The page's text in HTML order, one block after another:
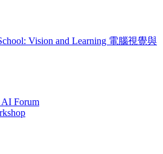
Vision and Learning 電腦視覺與
AI Forum